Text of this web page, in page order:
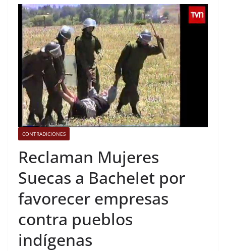
CONTRADICIONES
Reclaman Mujeres
Suecas a Bachelet por
favorecer empresas
contra pueblos
indígenas